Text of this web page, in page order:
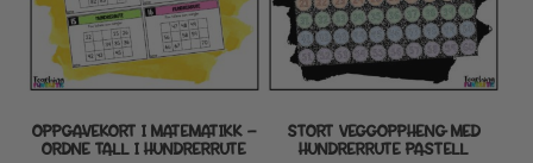
BUTIKK
UTVID
UNDERMENY
LISENSER
UTVID
TIPSHJØRNET
OPPGAVEKORT I MATEMATIKK –
ORDNE TALL I HUNDRERRUTE
STORT VEGGOPPHENG MED
HUNDRERRUTE PASTELL